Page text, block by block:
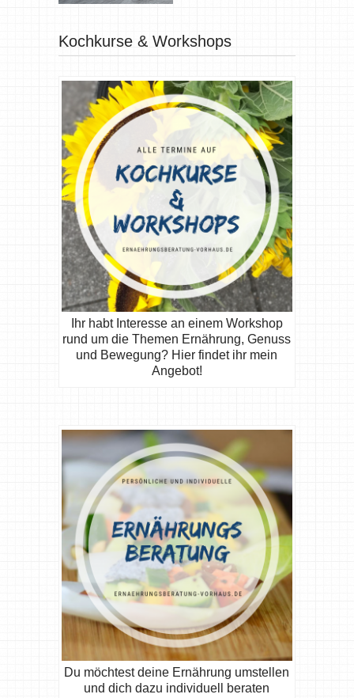
Kochkurse & Workshops
Ihr habt Interesse an einem Workshop
rund um die Themen Ernährung, Genuss
und Bewegung? Hier findet ihr mein
Angebot!
Du möchtest deine Ernährung umstellen
und dich dazu individuell beraten